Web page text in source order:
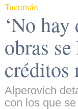
Tucumán
‘No
obras
créditos
Alperovich
con los que